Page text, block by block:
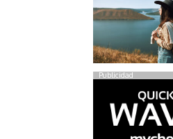
Publicidad